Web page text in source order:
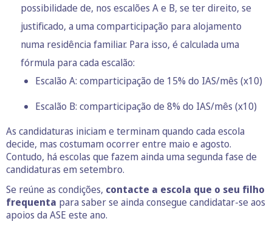
possibilidade de, nos escalões A e B, se ter direito, se
justificado, a uma comparticipação para alojamento
numa residência familiar. Para isso, é calculada uma
fórmula para cada escalão:
Escalão A: comparticipação de 15% do IAS/mês (x10)
Escalão B: comparticipação de 8% do IAS/mês (x10)
As candidaturas iniciam e terminam quando cada escola
decide, mas costumam ocorrer entre maio e agosto.
Contudo, há escolas que fazem ainda uma segunda fase de
candidaturas em setembro.
Se reúne as condições, contacte a escola que o seu filho
frequenta para saber se ainda consegue candidatar-se aos
apoios da ASE este ano.